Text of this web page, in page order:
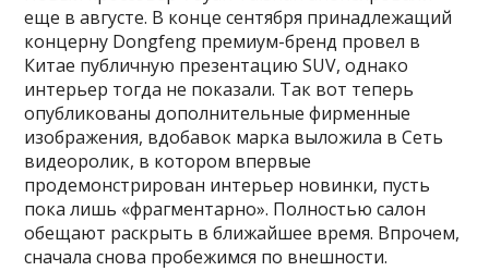
еще в августе. В конце сентября принадлежащий
концерну Dongfeng премиум-бренд провел в
Китае публичную презентацию SUV, однако
интерьер тогда не показали. Так вот теперь
опубликованы дополнительные фирменные
изображения, вдобавок марка выложила в Сеть
видеоролик, в котором впервые
продемонстрирован интерьер новинки, пусть
пока лишь «фрагментарно». Полностью салон
обещают раскрыть в ближайшее время. Впрочем,
сначала снова пробежимся по внешности.